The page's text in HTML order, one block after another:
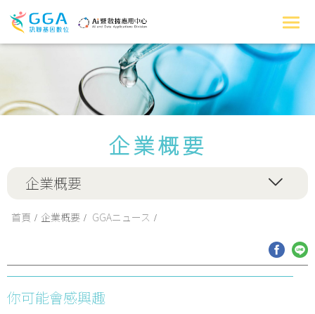
企業概要
企業概要
首頁 企業概要 GGAニュース
你可能會感興趣